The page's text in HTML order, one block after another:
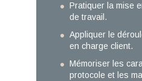
Pratiquer la mise
de travail.
Appliquer le
en charge client.
Mémoriser les
protocole et les